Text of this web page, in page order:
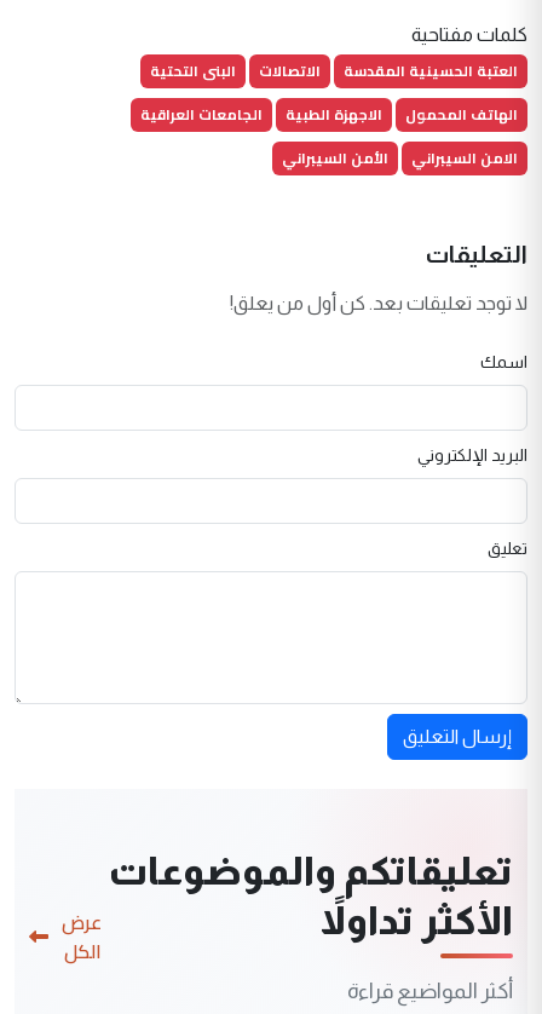
كلمات مفتاحية
العتبة الحسينية المقدسة الاتصالات
البنى التحتية
الهاتف المحمول
الاجهزة الطبية
الجامعات العراقية
الامن السيبراني
الأمن السيبراني
التعليقات
لا توجد تعليقات بعد. كن أول من يعلق!
اسمك
البريد الإلكتروني
تعليق
إرسال التعليق
تعليقاتكم والموضوعات
الأكثر تداولاً
أكثر المواضيع قراءة
عرض
الكل